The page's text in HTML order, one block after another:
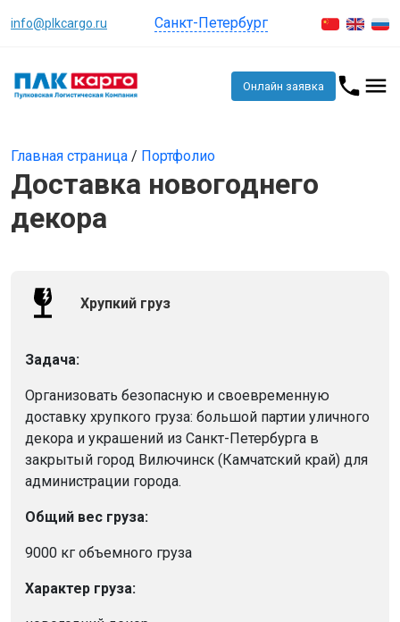
info@plkcargo.ru Санкт-Петербург
Онлайн заявка
Главная страница / Портфолио
Доставка новогоднего
декора
Хрупкий груз
Задача:
Организовать безопасную и своевременную
доставку хрупкого груза: большой партии уличного
декора и украшений из Санкт-Петербурга в
закрытый город Вилючинск (Камчатский край) для
администрации города.
Общий вес груза:
9000 кг объемного груза
Характер груза: